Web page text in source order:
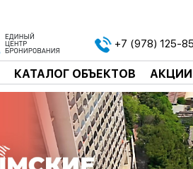
+7 (978) 125-
КАТАЛОГ ОБЪЕКТОВ АКЦИИ